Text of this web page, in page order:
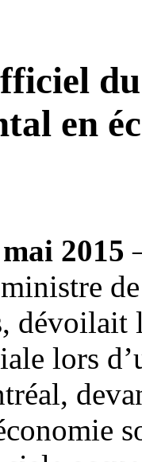
en
2015
dévoilait
lors